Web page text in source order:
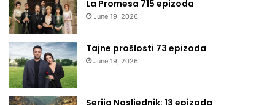
La Promesa 715 epizoda
June 19, 2026
Tajne prošlosti 73 epizoda
June 19, 2026
Serija Nasljednik: 13 epizoda